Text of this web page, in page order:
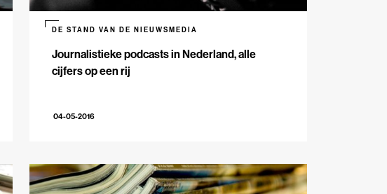
Journalistieke podcasts in Nederland, alle
cijfers op een rij
DE STAND VAN DE NIEUWSMEDIA
04-05-2016